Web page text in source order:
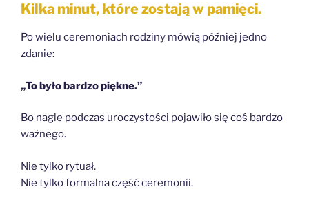
Kilka minut, które zostają w pamięci.
Po wielu ceremoniach rodziny mówią później jedno
zdanie:
„To było bardzo piękne.”
Bo nagle podczas uroczystości pojawiło się coś bardzo
ważnego.
Nie tylko rytuał.
Nie tylko formalna część ceremonii.